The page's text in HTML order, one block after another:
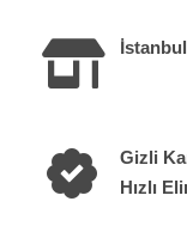
Gizli
Hızlı